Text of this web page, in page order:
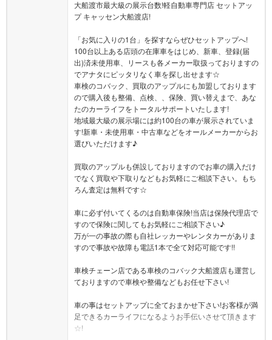
大船渡市最大級の展示台数!軽自動車専門店 セットアッ
プ キャッセン大船渡店!
「お気に入りの1台」を探すならぜひセットアップへ!
100台以上ある店頭の在庫車をはじめ、新車、登録(届
出)済未使用車、リースも各メーカー取扱っておりますの
でアナタにピッタリなく車を探し出せます☆
車検のコバック、買取のアップルにも加盟しております
ので購入後も整備、点検、、保険、買い替えまで、あな
たのカーライフをトータルサポートいたします!
地域最大級の展示場には約100台の車が展示されていま
す!新車・未使用車・中古車などをオールメーカーからお
選びいただけます♪
買取のアップルも併設しておりますのでお車の購入だけ
でなく買取や下取りなどもお気軽にご相談下さい。もち
ろん査定は無料です☆
車に必ず付いてくるのは自動車保険!当店は保険代理店で
すので保険に関してもお気軽にご相談下さい♪
万が一の事故の際も自社レッカーやレンタカーがありま
すので事故や故障も電話1本で全て対応可能です!!
車検チェーン店である車検のコバック大船渡店も運営し
ておりますので車検や整備などもお任せ下さい!
車の事はセットアップに全ておまかせ下さい!お客様が満
足できるカーライフになるようお手伝いさせて頂きます
☆!